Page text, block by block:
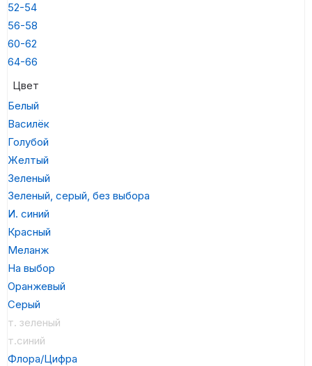
52-54
56-58
60-62
64-66
Цвет
Белый
Василёк
Голубой
Желтый
Зеленый
Зеленый, серый, без выбора
И. синий
Красный
Меланж
На выбор
Оранжевый
Серый
т. зеленый
т.синий
Флора/Цифра